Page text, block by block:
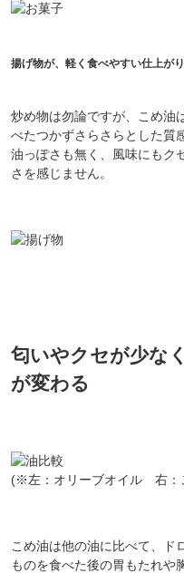
揚げ物が、軽く食べやすい仕上が
炒め物は勿論ですが、こめ油
べたつかずさらさらとした質
油っぽさも無く、風味にもク
さを感じません。
匂いやクセが少な
が変わる
(※左：オリーブオイル 右：
こめ油は他の油に比べて、ド
ものを食べた後の胃もたれ